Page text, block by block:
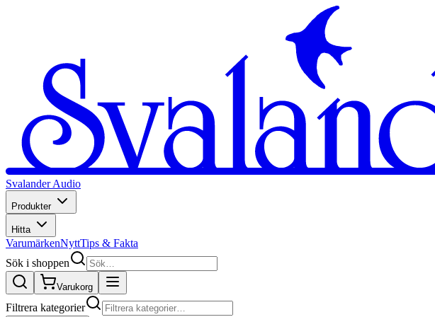
Svalander Audio
Produkter
Hitta
VarumärkenNyttTips & Fakta
Sök i shoppen
Varukorg
Filtrera kategorier